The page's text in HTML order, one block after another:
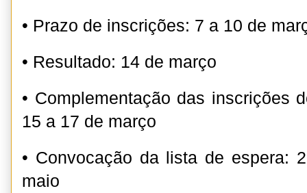
• Prazo de inscrições: 7 a 10 de
• Resultado: 14 de março
• Complementação das inscrições
15 a 17 de março
• Convocação da lista de espera:
maio